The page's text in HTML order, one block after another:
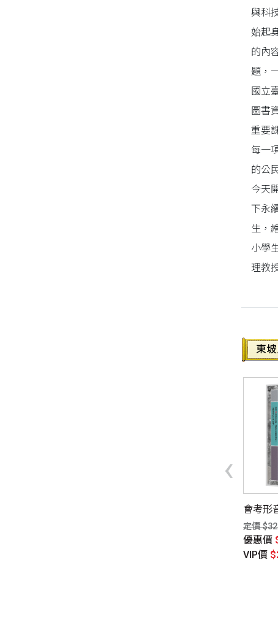
與科
始起
的內
題，
國立
圖書
重要
每一
的公
今天
下永
生，
小學
理教
會考形
定價
優惠價
VIP價
‹